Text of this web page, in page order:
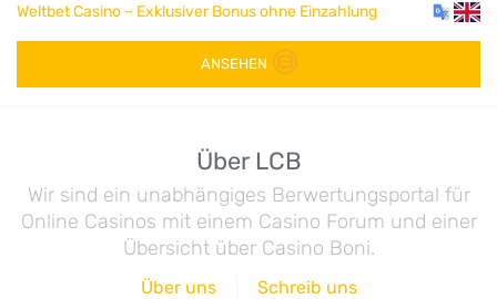
Weltbet Casino – Exklusiver Bonus ohne Einzahlung
ANSEHEN
Über LCB
Wir sind ein unabhängiges Berwertungsportal für
Online Casinos mit einem Casino Forum und einer
Übersicht über Casino Boni.
Über uns Schreib uns